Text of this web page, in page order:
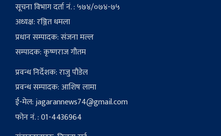
सूचना विभाग दर्ता नं. : ५७४/०७४-७५
अध्यक्ष: रञ्जित धमला
प्रधान सम्पादक: संजना मल्ल
सम्पादक: कृष्णराज गौतम
प्रवन्ध निर्देशक: राजु पौडेल
प्रवन्ध सम्पादक: आशिष लामा
ई-मेल:jagarannews74@gmail.com
फोन नं. : 01-4436964